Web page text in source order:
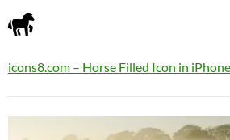
icons8.com – Horse Filled Icon in